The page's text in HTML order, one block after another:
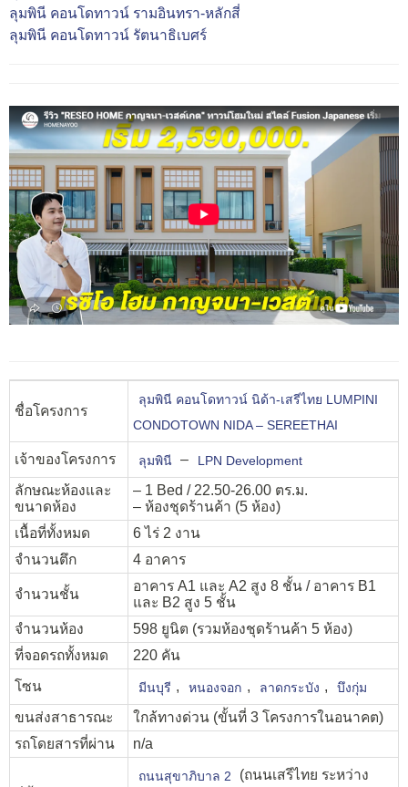
ลุมพินี คอนโดทาวน์ รามอินทรา-หลักสี่
ลุมพินี คอนโดทาวน์ รัตนาธิเบศร์
ชื่อโครงการ
ลุมพินี คอนโดทาวน์ นิด้า-เสรีไทย LUMPINI
CONDOTOWN NIDA – SEREETHAI
เจ้าของโครงการ ลุมพินี – LPN Development
ลักษณะห้องและ
ขนาดห้อง
– 1 Bed / 22.50-26.00 ตร.ม.
– ห้องชุดร้านค้า (5 ห้อง)
เนื้อที่ทั้งหมด
6 ไร่ 2 งาน
จำนวนตึก
4 อาคาร
จำนวนชั้น
อาคาร A1 และ A2 สูง 8 ชั้น / อาคาร B1
และ B2 สูง 5 ชั้น
จำนวนห้อง
598 ยูนิต (รวมห้องชุดร้านค้า 5 ห้อง)
ที่จอดรถทั้งหมด
220 คัน
โซน
มีนบุรี , หนองจอก , ลาดกระบัง , บึงกุ่ม
ขนส่งสาธารณะ
ใกล้ทางด่วน (ขั้นที่ 3 โครงการในอนาคต)
รถโดยสารที่ผ่าน
n/a
ถนนสุขาภิบาล 2
(ถนนเสรีไทย ระหว่าง